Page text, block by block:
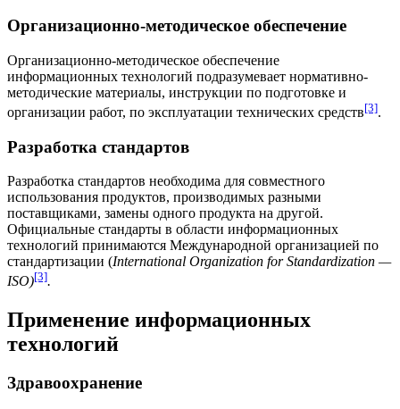
Организационно-методическое обеспечение
Организационно-методическое обеспечение
информационных технологий подразумевает нормативно-
методические материалы, инструкции по подготовке и
организации работ, по эксплуатации технических средств[3].
Разработка стандартов
Разработка стандартов необходима для совместного
использования продуктов, производимых разными
поставщиками, замены одного продукта на другой.
Официальные стандарты в области информационных
технологий принимаются Международной организацией по
стандартизации (International Organization for Standardization —
ISO)[3].
Применение информационных
технологий
Здравоохранение